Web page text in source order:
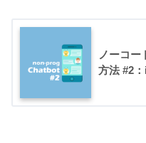
ノーコー
方法 #2